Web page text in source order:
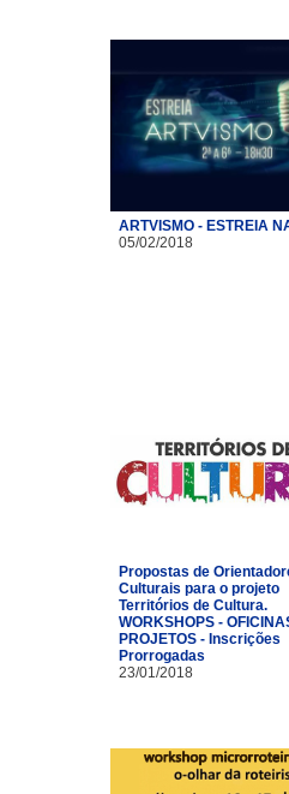
ARTVISMO - ESTREIA
05/02/2018
Propostas de
Culturais para o projeto
Territórios de Cultura.
WORKSHOPS -
PROJETOS - Inscrições
Prorrogadas
23/01/2018